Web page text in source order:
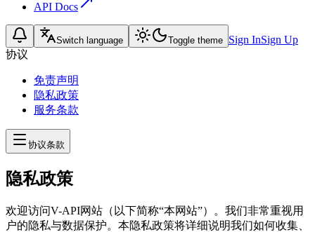
API Docs
Switch language Toggle theme Sign InSign Up
协议
免责声明
隐私政策
服务条款
协议条款
隐私政策
欢迎访问V-API网站（以下简称“本网站”）。我们非常重视用
户的隐私与数据保护。本隐私政策将详细说明我们如何收集、